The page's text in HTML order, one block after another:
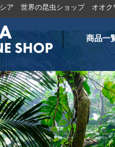
世界の昆虫ショップ オオクワガ
商品一